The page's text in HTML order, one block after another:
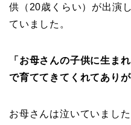
供（20歳くらい）が出演
ていました。
「お母さんの子供に生ま
で育ててきてくれてありが
お母さんは泣いていまし